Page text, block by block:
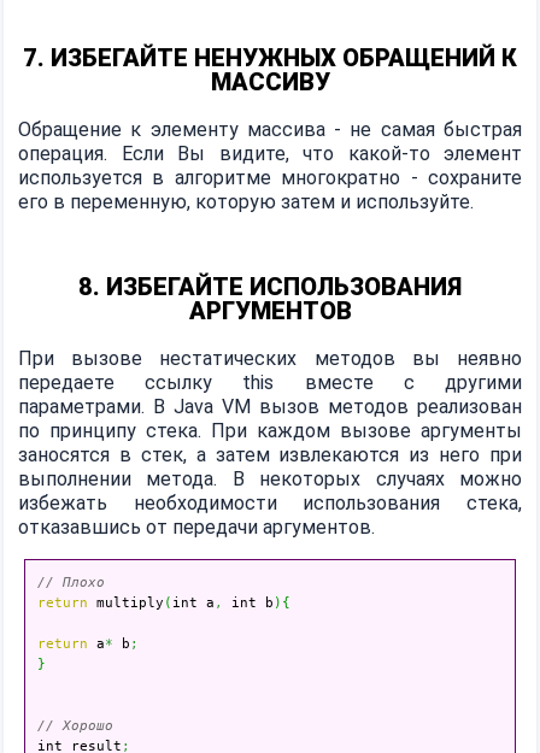
7. ИЗБЕГАЙТЕ НЕНУЖНЫХ ОБРАЩЕНИЙ К
МАССИВУ
Обращение к элементу массива - не самая быстрая
операция. Если Вы видите, что какой-то элемент
используется в алгоритме многократно - сохраните
его в переменную, которую затем и используйте.
8. ИЗБЕГАЙТЕ ИСПОЛЬЗОВАНИЯ
АРГУМЕНТОВ
При вызове нестатических методов вы неявно
передаете ссылку this вместе с другими
параметрами. В Java VM вызов методов реализован
по принципу стека. При каждом вызове аргументы
заносятся в стек, а затем извлекаются из него при
выполнении метода. В некоторых случаях можно
избежать необходимости использования стека,
отказавшись от передачи аргументов.
// Плохо
return multiply ( int a , int b ) {
return a* b ;
}
// Хорошо
int result ;